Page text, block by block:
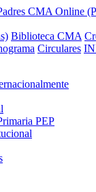
CMA Online
Biblioteca CMA
Circulares
PEP